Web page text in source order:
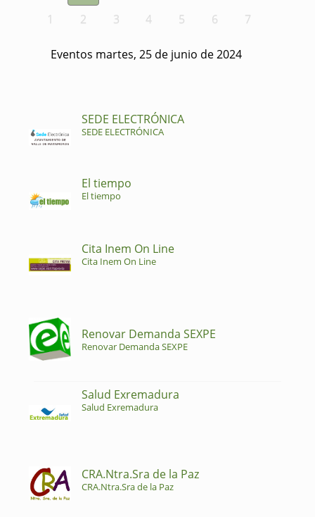
1
2 3 4 5 6 7
Eventos martes, 25 de junio de 2024
SEDE ELECTRÓNICA
SEDE ELECTRÓNICA
El tiempo
El tiempo
Cita Inem On Line
Cita Inem On Line
Renovar Demanda SEXPE
Renovar Demanda SEXPE
Salud Exremadura
Salud Exremadura
CRA.Ntra.Sra de la Paz
CRA.Ntra.Sra de la Paz